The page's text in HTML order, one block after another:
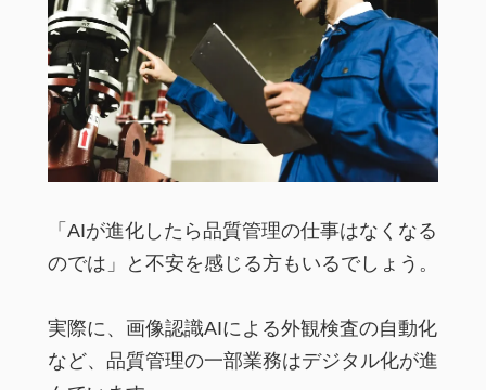
「AIが進化したら品質管理の仕事はなくなる
のでは」と不安を感じる方もいるでしょう。
実際に、画像認識AIによる外観検査の自動化
など、品質管理の一部業務はデジタル化が進